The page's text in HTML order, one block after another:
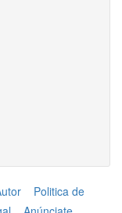
Politica de